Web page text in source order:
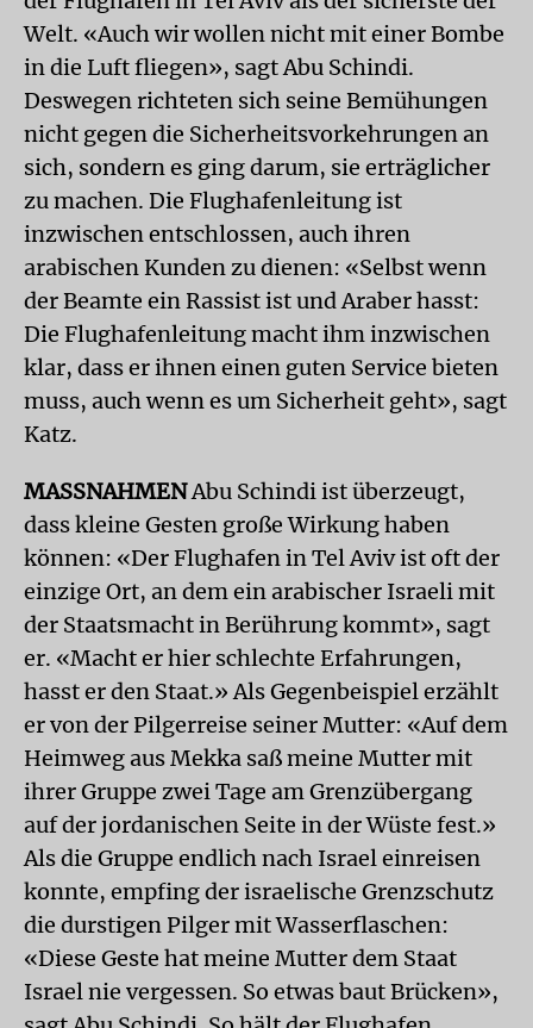
Welt. «Auch wir wollen nicht mit einer Bombe
in die Luft fliegen», sagt Abu Schindi.
Deswegen richteten sich seine Bemühungen
nicht gegen die Sicherheitsvorkehrungen an
sich, sondern es ging darum, sie erträglicher
zu machen. Die Flughafenleitung ist
inzwischen entschlossen, auch ihren
arabischen Kunden zu dienen: «Selbst wenn
der Beamte ein Rassist ist und Araber hasst:
Die Flughafenleitung macht ihm inzwischen
klar, dass er ihnen einen guten Service bieten
muss, auch wenn es um Sicherheit geht», sagt
Katz.
MASSNAHMENAbu Schindi ist überzeugt,
dass kleine Gesten große Wirkung haben
können: «Der Flughafen in Tel Aviv ist oft der
einzige Ort, an dem ein arabischer Israeli mit
der Staatsmacht in Berührung kommt», sagt
er. «Macht er hier schlechte Erfahrungen,
hasst er den Staat.» Als Gegenbeispiel erzählt
er von der Pilgerreise seiner Mutter: «Auf dem
Heimweg aus Mekka saß meine Mutter mit
ihrer Gruppe zwei Tage am Grenzübergang
auf der jordanischen Seite in der Wüste fest.»
Als die Gruppe endlich nach Israel einreisen
konnte, empfing der israelische Grenzschutz
die durstigen Pilger mit Wasserflaschen:
«Diese Geste hat meine Mutter dem Staat
Israel nie vergessen. So etwas baut Brücken»,